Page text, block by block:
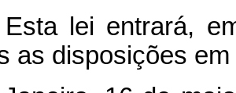
lei entrará,
as disposições